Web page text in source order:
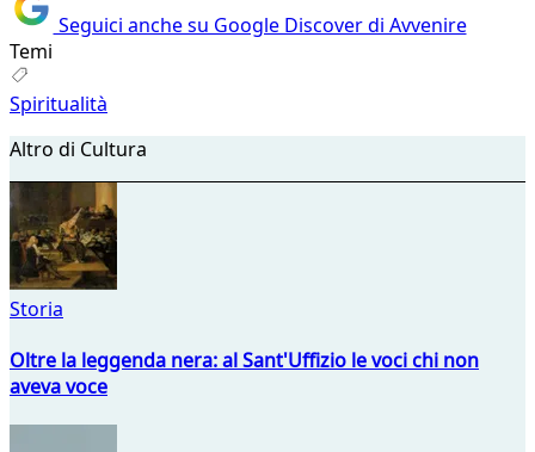
Seguici anche su Google Discover di Avvenire
Temi
Spiritualità
Altro di Cultura
Storia
Oltre la leggenda nera: al Sant'Uffizio le voci chi non
aveva voce